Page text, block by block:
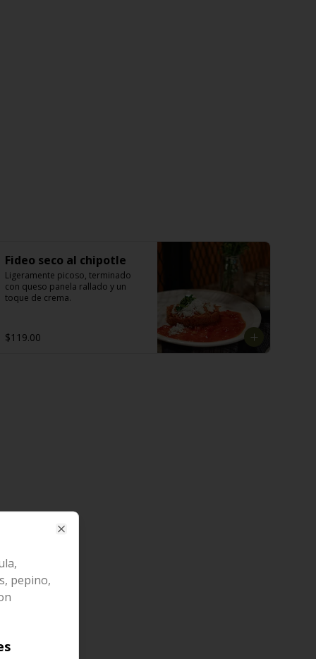
Fideo seco al chipotle
Ligeramente picoso, terminado
con queso panela rallado y un
toque de crema.
$119.00
pepino,